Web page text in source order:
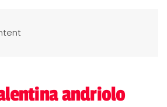
andriolo